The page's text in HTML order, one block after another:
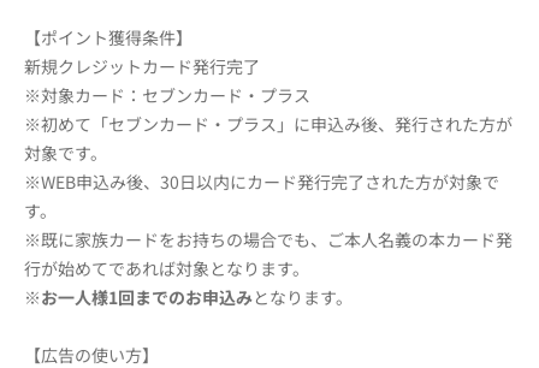
【ポイント獲得条件】
新規クレジットカード発行完了
※対象カード：セブンカード・プラス
※初めて「セブンカード・プラス」に申込み後、発行された方が
対象です。
※WEB申込み後、30日以内にカード発行完了された方が対象で
す。
※既に家族カードをお持ちの場合でも、ご本人名義の本カード発
行が始めてであれば対象となります。
※お一人様1回までのお申込みとなります。
【広告の使い方】